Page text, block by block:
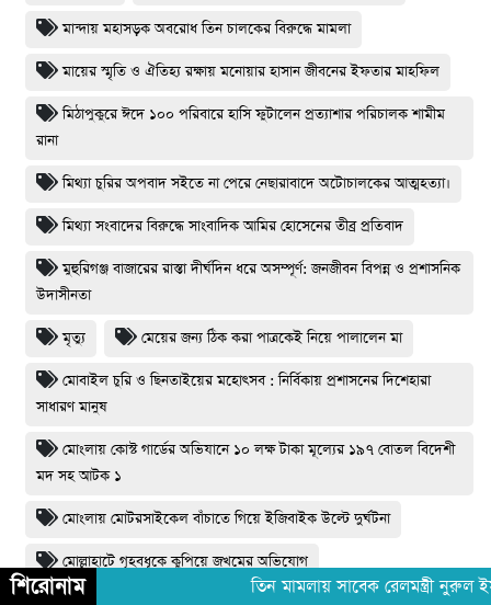
মান্দায় মহাসড়ক অবরোধ তিন চালকের বিরুদ্ধে মামলা
মায়ের স্মৃতি ও ঐতিহ্য রক্ষায় মনোয়ার হাসান জীবনের ইফতার মাহফিল
মিঠাপুকুরে ঈদে ১০০ পরিবারে হাসি ফুটালেন প্রত্যাশার পরিচালক শামীম
রানা
মিথ্যা চুরির অপবাদ সইতে না পেরে নেছারাবাদে অটোচালকের আত্মহত্যা।
মিথ্যা সংবাদের বিরুদ্ধে সাংবাদিক আমির হোসেনের তীব্র প্রতিবাদ
মুহুরিগঞ্জ বাজারের রাস্তা দীর্ঘদিন ধরে অসম্পূর্ণ: জনজীবন বিপন্ন ও প্রশাসনিক
উদাসীনতা
মৃত্যু মেয়ের জন্য ঠিক করা পাত্রকেই নিয়ে পালালেন মা
মোবাইল চুরি ও ছিনতাইয়ের মহোৎসব : নির্বিকায় প্রশাসনের দিশেহারা
সাধারণ মানুষ
মোংলায় কোস্ট গার্ডের অভিযানে ১০ লক্ষ টাকা মূল্যের ১৯৭ বোতল বিদেশী
মদ সহ আটক ১
মোংলায় মোটরসাইকেল বাঁচাতে গিয়ে ইজিবাইক উল্টে দুর্ঘটনা
মোল্লাহাটে গৃহবধূকে কুপিয়ে জখমের অভিযোগ
শিরোনাম তিন মামলায় সাবেক রেলমন্ত্রী নুরুল